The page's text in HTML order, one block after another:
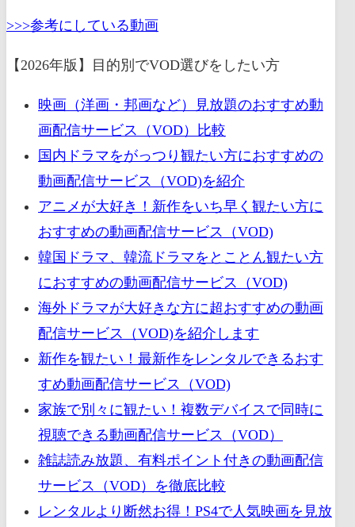
>>>参考にしている動画
【2026年版】目的別でVOD選びをしたい方
映画（洋画・邦画など）見放題のおすすめ動
画配信サービス（VOD）比較
国内ドラマをがっつり観たい方におすすめの
動画配信サービス（VOD)を紹介
アニメが大好き！新作をいち早く観たい方に
おすすめの動画配信サービス（VOD)
韓国ドラマ、韓流ドラマをとことん観たい方
におすすめの動画配信サービス（VOD)
海外ドラマが大好きな方に超おすすめの動画
配信サービス（VOD)を紹介します
新作を観たい！最新作をレンタルできるおす
すめ動画配信サービス（VOD)
家族で別々に観たい！複数デバイスで同時に
視聴できる動画配信サービス（VOD）
雑誌読み放題、有料ポイント付きの動画配信
サービス（VOD）を徹底比較
レンタルより断然お得！PS4で人気映画を見放